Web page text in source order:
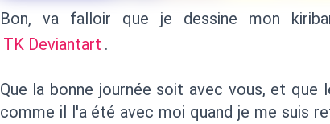
Bon, va falloir que je dessine mon
TK Deviantart .
Que la bonne journée soit avec vous, et
comme il l'a été avec moi quand je me suis